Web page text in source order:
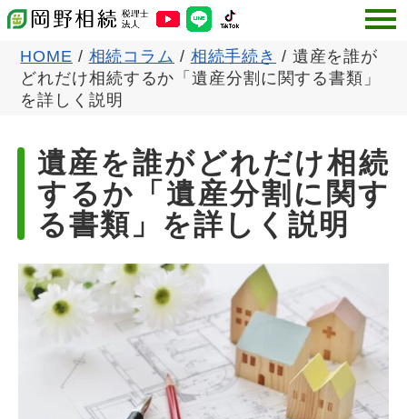
HOME / 相続コラム / 相続手続き / 遺産を誰が
どれだけ相続するか「遺産分割に関する書類」
を詳しく説明
遺産を誰がどれだけ相続
するか「遺産分割に関す
る書類」を詳しく説明
更新日: